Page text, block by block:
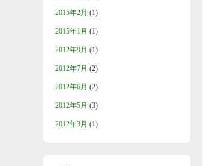
2015年2月 (1)
2015年1月 (1)
2012年9月 (1)
2012年7月 (2)
2012年6月 (2)
2012年5月 (3)
2012年3月 (1)